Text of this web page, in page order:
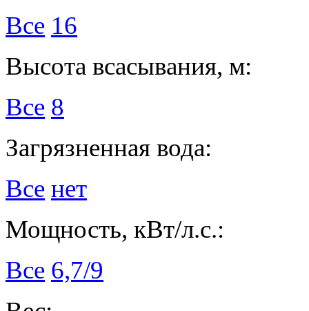
Все 16
Высота всасывания, м:
Все 8
Загрязненная вода:
Все нет
Мощность, кВт/л.с.:
Все 6,7/9